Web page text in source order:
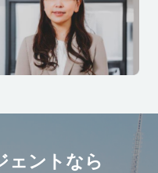
ェントなら